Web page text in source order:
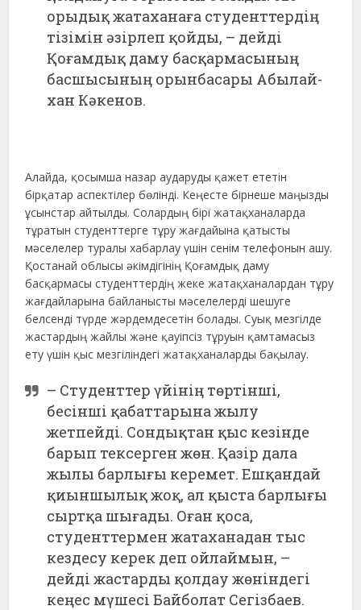
орыдық жатаханаға студенттердің
тізімін әзірлеп қойды, – дейді
Қоғамдық даму басқармасының
басшысының орынбасары Абылай-
хан Кәкенов.
Алайда, қосымша назар аударуды қажет ететін
бірқатар аспектілер бөлінді. Кеңесте бірнеше маңызды
ұсынстар айтылды. Солардың бірі жатақханаларда
тұратын студенттерге тұру жағдайына қатысты
мәселелер туралы хабарлау үшін сенім телефонын ашу.
Қостанай облысы әкімдігінің Қоғамдық даму
басқармасы студенттердің жеке жатақханалардан тұру
жағдайларына байланысты мәселелерді шешуге
белсенді түрде жәрдемдесетін болады. Суық мезгілде
жастардың жайлы және қауіпсіз тұруын қамтамасыз
ету үшін қыс мезгіліндегі жатақханаларды бақылау.
– Студенттер үйінің төртінші,
бесінші қабаттарына жылу
жетпейді. Сондықтан қыс кезінде
барып тексерген жөн. Қазір дала
жылы барлығы керемет. Ешқандай
қиыншылық жоқ, ал қыста барлығы
сыртқа шығады. Оған қоса,
студенттермен жатаханадан тыс
кездесу керек деп ойлаймын, –
дейді жастарды қолдау жөніндегі
кеңес мүшесі Байболат Сегізбаев.